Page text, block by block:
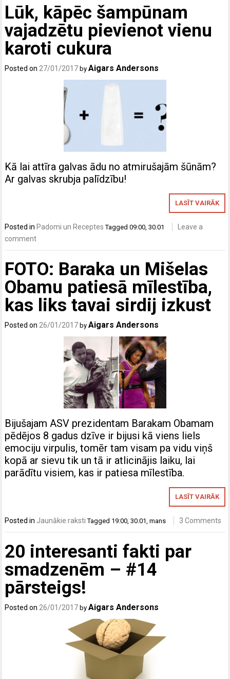
Lūk, kāpēc šampūnam
vajadzētu pievienot vienu
karoti cukura
Posted on 27/01/2017 byAigars Andersons
Kā lai attīra galvas ādu no atmirušajām šūnām?
Ar galvas skrubja palīdzību!
LASĪT VAIRĀK
Posted in Padomi un Receptes Tagged09:00 ,30.01
Leave a
comment
FOTO: Baraka un Mišelas
Obamu patiesā mīlestība,
kas liks tavai sirdij izkust
Posted on 26/01/2017 byAigars Andersons
Bijušajam ASV prezidentam Barakam Obamam
pēdējos 8 gadus dzīve ir bijusi kā viens liels
emociju virpulis, tomēr tam visam pa vidu viņš
kopā ar sievu tik un tā ir atlicinājis laiku, lai
parādītu visiem, kas ir patiesa mīlestība.
LASĪT VAIRĀK
Posted in Jaunākie raksti Tagged 19:00,30.01,mans 3 Comments
20 interesanti fakti par
smadzenēm – #14
pārsteigs!
Posted on 26/01/2017 byAigars Andersons